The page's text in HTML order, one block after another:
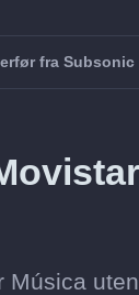
fra
Música